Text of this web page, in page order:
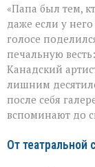
«Папа был тем,
даже если у
голосе
печальную
Канадский
лишним
после себя
вспоминают до
От театральной